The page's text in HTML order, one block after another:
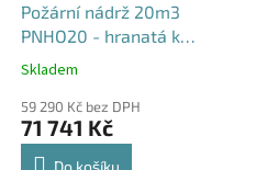
Požární nádrž 20m3
PNHO20 - hranatá k
obetonování
Průměrné
produktu
je
5,0
Skladem
59 290 Kč bez DPH
71 741 Kč